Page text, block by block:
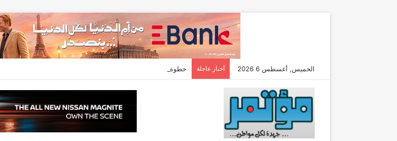
الخميس, أغسطس 6 2026 أخبار عاجلة خطوة جديدة نحو التوسع.. أحمد علي يقود علامتي Omoda و Jaecoo مع مجموعة عز العرب